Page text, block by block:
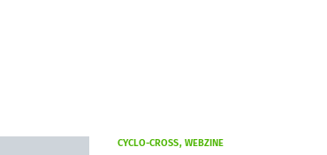
CYCLO-CROSS WEBZINE